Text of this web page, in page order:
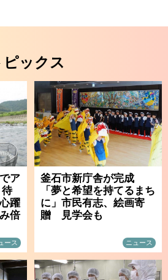
ックス
ア
躍
倍
ース
釜石市新庁舎が完成
「夢と希望を持てるまち
に」市民有志、絵画寄
贈 見学会も
ニュース